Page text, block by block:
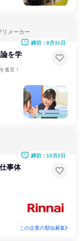
リメーカー
を学
進呈！
締切：8月31日
事体
締切：10月2日
この企業の類似募集